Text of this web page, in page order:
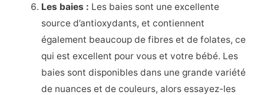
Les baies : Les baies sont une excellente
source d’antioxydants, et contiennent
également beaucoup de fibres et de folates, ce
qui est excellent pour vous et votre bébé. Les
baies sont disponibles dans une grande variété
de nuances et de couleurs, alors essayez-les